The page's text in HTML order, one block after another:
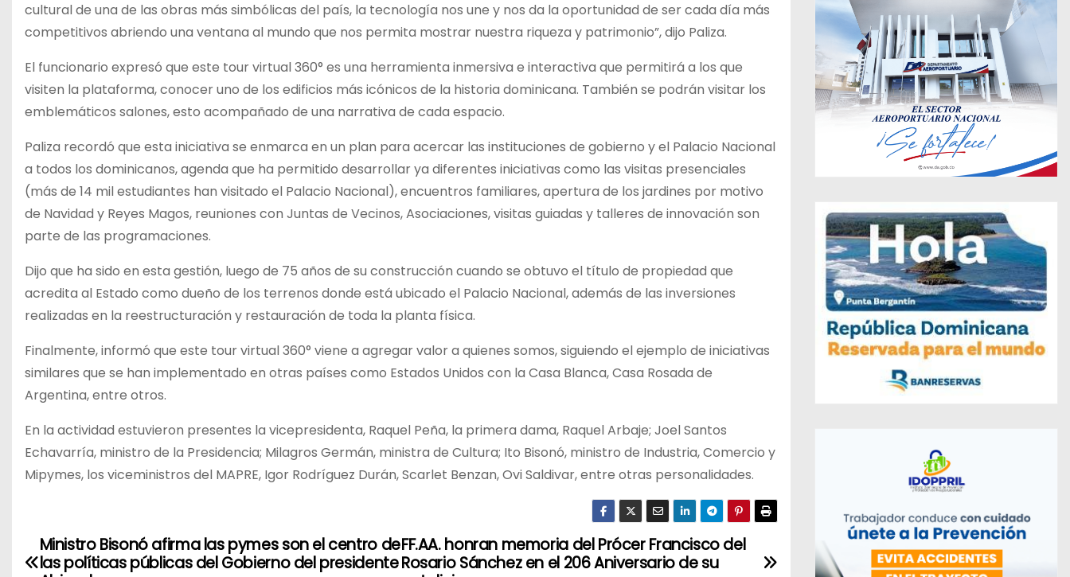
cultural de una de las obras más simbólicas del país, la tecnología nos une y nos da la oportunidad de ser cada día más
competitivos abriendo una ventana al mundo que nos permita mostrar nuestra riqueza y patrimonio”, dijo Paliza.
El funcionario expresó que este tour virtual 360° es una herramienta inmersiva e interactiva que permitirá a los que
visiten la plataforma, conocer uno de los edificios más icónicos de la historia dominicana. También se podrán visitar los
emblemáticos salones, esto acompañado de una narrativa de cada espacio.
Paliza recordó que esta iniciativa se enmarca en un plan para acercar las instituciones de gobierno y el Palacio Nacional
a todos los dominicanos, agenda que ha permitido desarrollar ya diferentes iniciativas como las visitas presenciales
(más de 14 mil estudiantes han visitado el Palacio Nacional), encuentros familiares, apertura de los jardines por motivo
de Navidad y Reyes Magos, reuniones con Juntas de Vecinos, Asociaciones, visitas guiadas y talleres de innovación son
parte de las programaciones.
Dijo que ha sido en esta gestión, luego de 75 años de su construcción cuando se obtuvo el título de propiedad que
acredita al Estado como dueño de los terrenos donde está ubicado el Palacio Nacional, además de las inversiones
realizadas en la reestructuración y restauración de toda la planta física.
Finalmente, informó que este tour virtual 360° viene a agregar valor a quienes somos, siguiendo el ejemplo de iniciativas
similares que se han implementado en otras países como Estados Unidos con la Casa Blanca, Casa Rosada de
Argentina, entre otros.
En la actividad estuvieron presentes la vicepresidenta, Raquel Peña, la primera dama, Raquel Arbaje; Joel Santos
Echavarría, ministro de la Presidencia; Milagros Germán, ministra de Cultura; Ito Bisonó, ministro de Industria, Comercio y
Mipymes, los viceministros del MAPRE, Igor Rodríguez Durán, Scarlet Benzan, Ovi Saldivar, entre otras personalidades.
N
FF.AA. honran memoria del Prócer Francisco del
Rosario Sánchez en el 206 Aniversario de su
Ministro Bisonó afirma las pymes son el centro de
las políticas públicas del Gobierno del presidente